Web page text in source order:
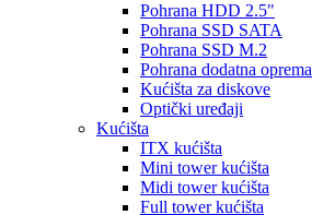
Pohrana HDD 2.5"
Pohrana SSD SATA
Pohrana SSD M.2
Pohrana dodatna oprema
Kućišta za diskove
Optički uređaji
Kućišta
ITX kućišta
Mini tower kućišta
Midi tower kućišta
Full tower kućišta